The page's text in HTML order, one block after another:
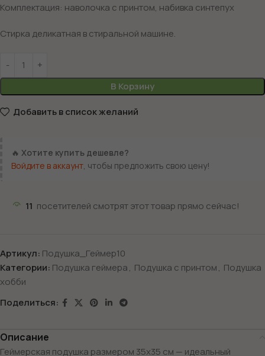
Комплектация: наволочка с принтом, набивка синтепух
Стирка деликатная в стиральной машине.
В Корзину
Добавить в список желаний
🔥 Хотите купить дешевле?
Войдите в аккаунт , чтобы предложить свою цену!
11 посетителей смотрят этот товар прямо сейчас!
Артикул: Подушка_Геймер10
Категории: Подушка геймера, Подушка с принтом, Подушка
хобби
Поделиться:
Описание
Геймерская подушка размером 35х35 см — идеальный